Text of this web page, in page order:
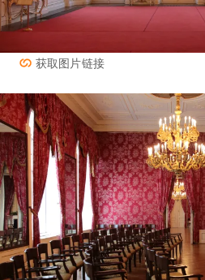
获取图片链接